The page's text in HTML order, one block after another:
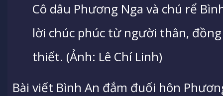
Cô dâu Phương Nga và chú rể
lời chúc phúc từ người thân,
thiết. (Ảnh: Lê Chí Linh)
Bài viết Bình An đắm đuối hôn